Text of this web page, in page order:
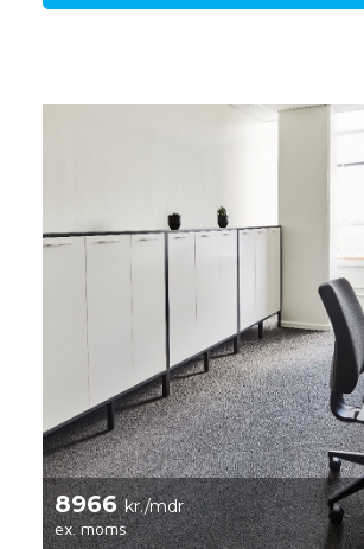
8966kr./mdr
ex. moms